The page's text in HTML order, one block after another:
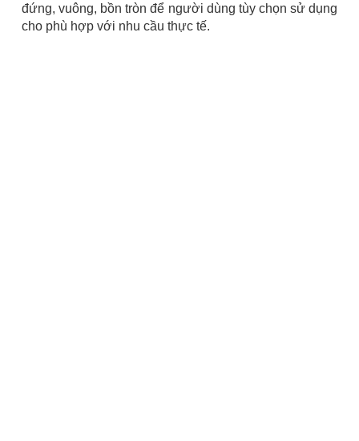
đứng, vuông, bồn tròn để người dùng tùy chọn sử dụng
cho phù hợp với nhu cầu thực tế.